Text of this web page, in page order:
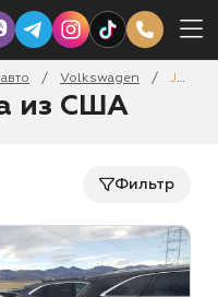
/ Volkswagen / Jetta
из США
Фильтр